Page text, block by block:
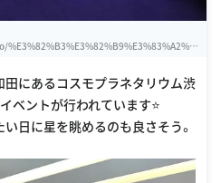
にあるコスモプラネタリウム渋
ベントが行われています⭐️
日に星を眺めるのも良さそう。